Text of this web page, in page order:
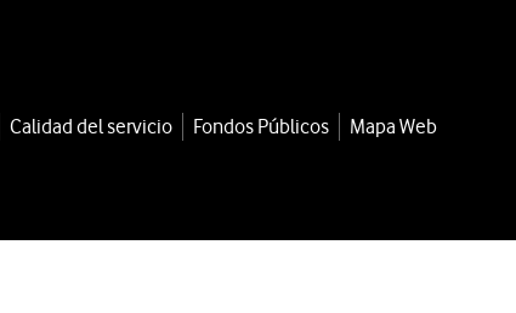
Calidad del servicio Fondos Públicos
Mapa Web